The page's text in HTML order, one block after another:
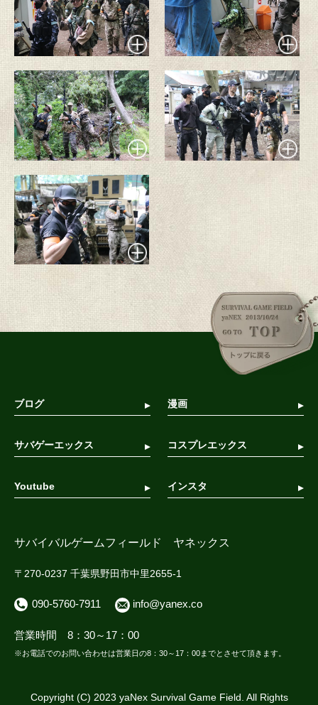
サバイバルゲームフィールド ヤネックス
〒270-0237 千葉県野田市中里2655-1
090-5760-7911 info@yanex.co
営業時間 8：30～17：00
※お電話でのお問い合わせは営業日の8：30～17：00までとさせて頂きます。
ブログ 漫画
サバゲーエックス コスプレエックス
Youtube インスタ
Copyright (C) 2023 yaNex Survival Game Field. All Rights